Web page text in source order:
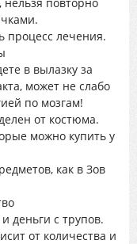
процесс лечения.
в вылазку за
может не слабо
по мозгам!
от костюма.
можно купить у
как в Зов
деньги с трупов.
от количества и